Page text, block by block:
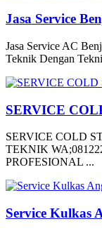
Jasa Service
Jasa Service AC
Teknik Dengan
SERVICE
SERVICE COLD
TEKNIK
PROFESIONAL ...
Service Kulkas